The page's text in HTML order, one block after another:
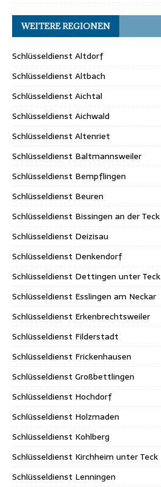
WEITERE REGIONEN
Schlüsseldienst Altdorf
Schlüsseldienst Altbach
Schlüsseldienst Aichtal
Schlüsseldienst Aichwald
Schlüsseldienst Altenriet
Schlüsseldienst Baltmannsweiler
Schlüsseldienst Bempflingen
Schlüsseldienst Beuren
Schlüsseldienst Bissingen an der Teck
Schlüsseldienst Deizisau
Schlüsseldienst Denkendorf
Schlüsseldienst Dettingen unter Teck
Schlüsseldienst Esslingen am Neckar
Schlüsseldienst Erkenbrechtsweiler
Schlüsseldienst Filderstadt
Schlüsseldienst Frickenhausen
Schlüsseldienst Großbettlingen
Schlüsseldienst Hochdorf
Schlüsseldienst Holzmaden
Schlüsseldienst Kohlberg
Schlüsseldienst Kirchheim unter Teck
Schlüsseldienst Lenningen